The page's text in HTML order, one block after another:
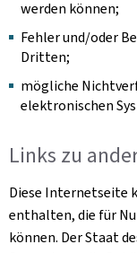
werden können;
Fehler und/oder
Dritten;
mögliche
elektronischen
Links zu
Diese Internetseite
enthalten, die für
können. Der Staat